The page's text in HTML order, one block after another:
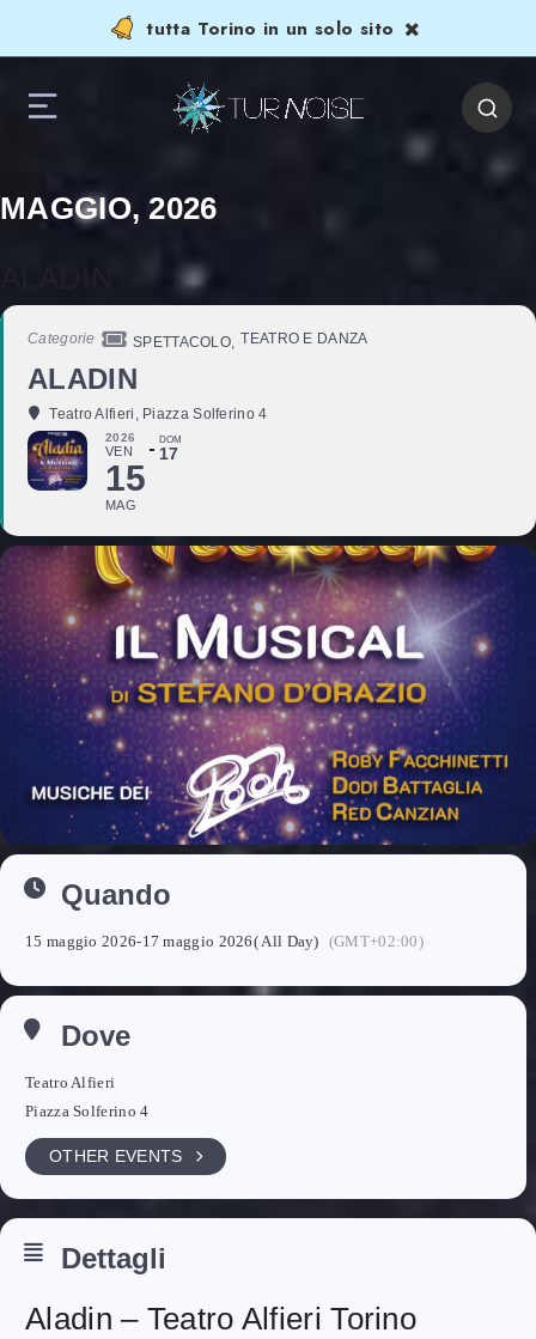
tutta Torino in un solo sito
MAGGIO, 2026
Categorie SPETTACOLO, TEATRO E DANZA
ALADIN
Teatro Alfieri , Piazza Solferino 4
2026
VEN
15
MAG
DOM
17
Quando
15 maggio 2026-17 maggio 2026( All Day) (GMT+02:00)
Dove
Teatro Alfieri
Piazza Solferino 4
OTHER EVENTS
Dettagli
Aladin – Teatro Alfieri Torino